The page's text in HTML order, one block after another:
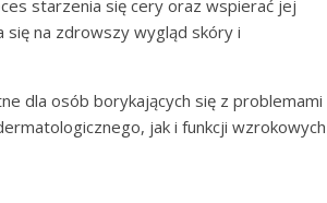
starzenia się cery oraz wspierać jej
się na zdrowszy wygląd skóry i
dla osób borykających się z problemami
jak i funkcji wzrokowych